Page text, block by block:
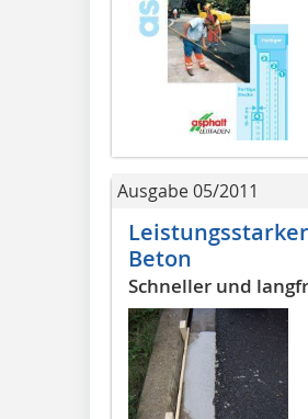
Ausgabe 05/2011
Beton
Schneller und